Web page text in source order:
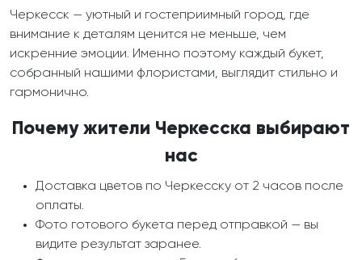
Черкесск — уютный и гостеприимный город, где
внимание к деталям ценится не меньше, чем
искренние эмоции. Именно поэтому каждый букет,
собранный нашими флористами, выглядит стильно и
гармонично.
Почему жители Черкесска выбирают
нас
Доставка цветов по Черкесску от 2 часов после
оплаты.
Фото готового букета перед отправкой — вы
видите результат заранее.